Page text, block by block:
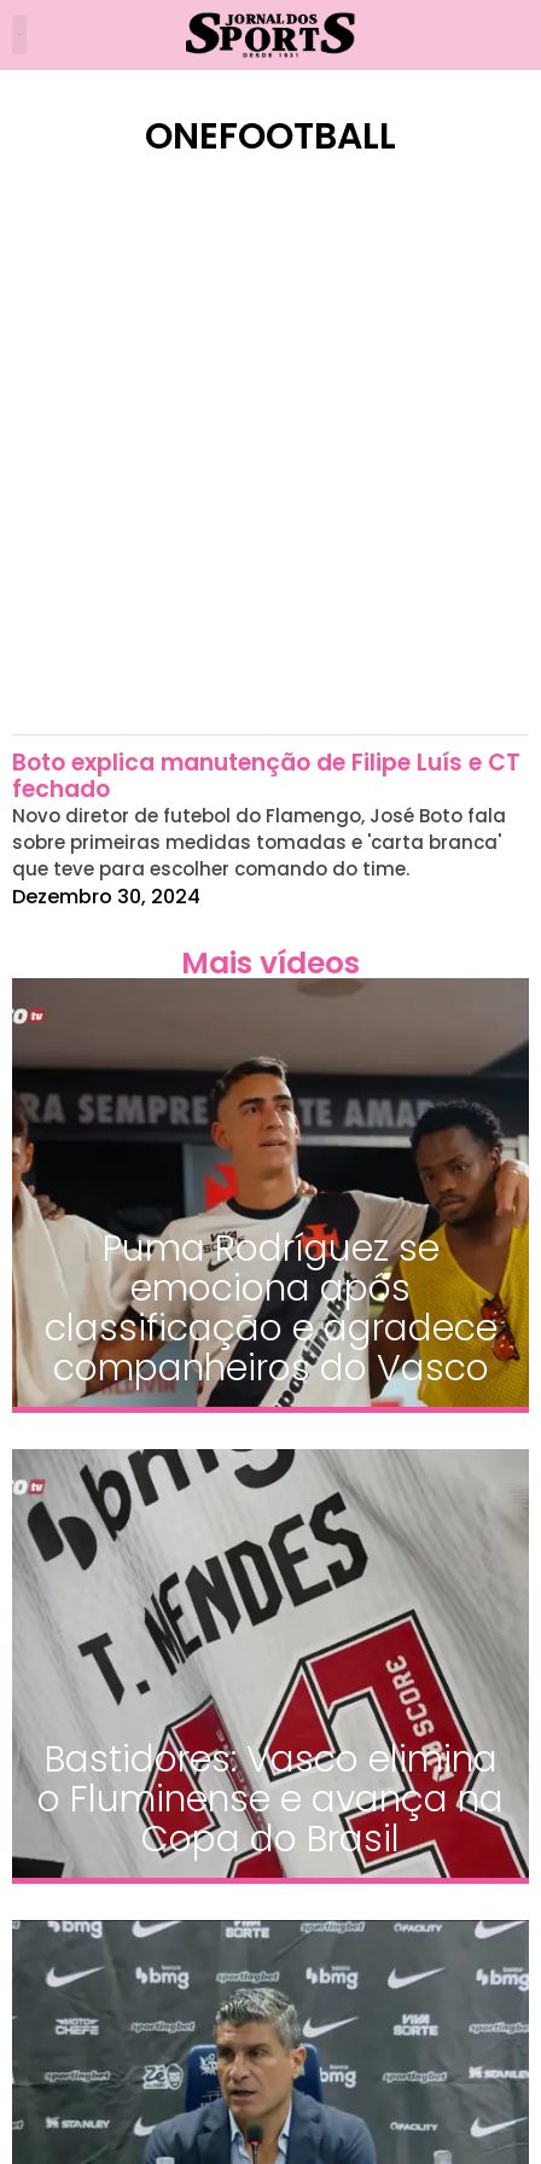
ONEFOOTBALL
Boto explica manutenção de Filipe Luís e CT
fechado
Novo diretor de futebol do Flamengo, José Boto fala
sobre primeiras medidas tomadas e 'carta branca'
que teve para escolher comando do time.
Dezembro 30, 2024
Mais vídeos
Puma Rodríguez se
emociona após
classificação e agradece
companheiros do Vasco
Bastidores: Vasco elimina
o Fluminense e avança na
Copa do Brasil